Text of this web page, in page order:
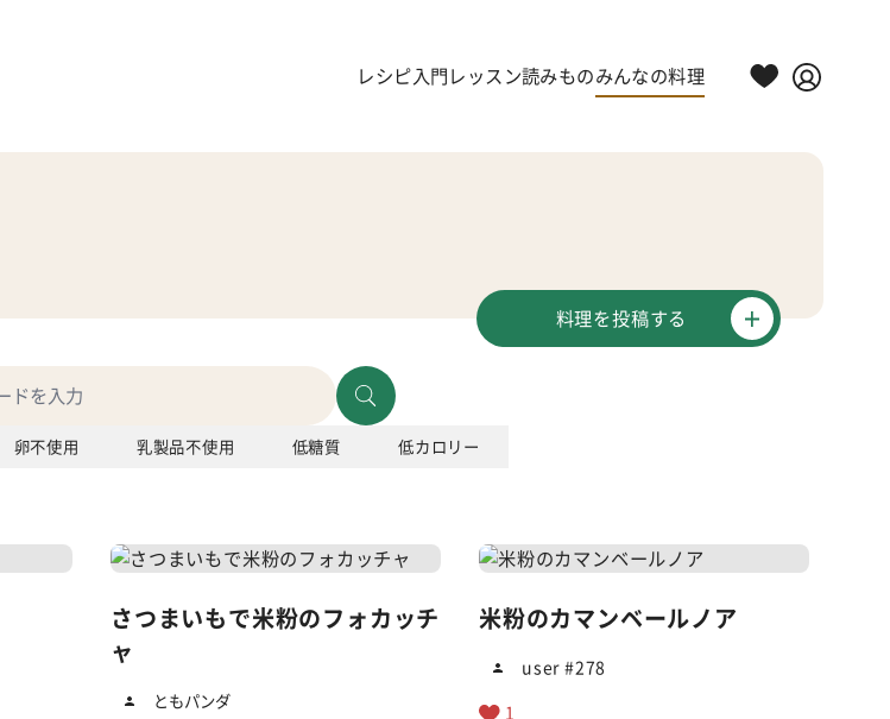
レシピ 入門レッスン読みものみんなの料理
料理を投稿する
卵不使用 乳製品不使用 低糖質 低カロリー
さつまいもで米粉のフォカッチ
ャ
ともパンダ
米粉のカマンベールノア
user #278
1